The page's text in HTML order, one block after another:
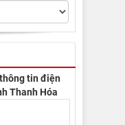
tin điện
Thanh Hóa